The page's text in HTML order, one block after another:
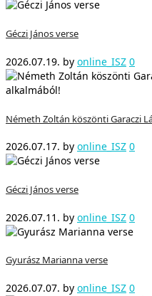
Géczi János verse
2026.07.19. by online_ISZ 0
Németh Zoltán köszönti Garaczi
2026.07.17. by online_ISZ 0
Géczi János verse
2026.07.11. by online_ISZ 0
Gyurász Marianna verse
2026.07.07. by online_ISZ 0